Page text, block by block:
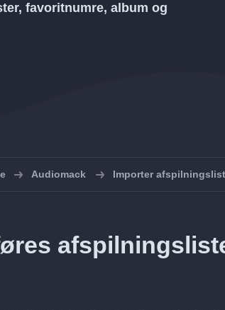
favoritnumre, album og
Audiomack Importer